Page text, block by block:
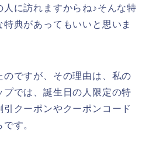
人に訪れますからね♪そんな特
典があってもいいと思いま
のですが、その理由は、私の
では、誕生日の人限定の特
クーポンやクーポンコード
す。